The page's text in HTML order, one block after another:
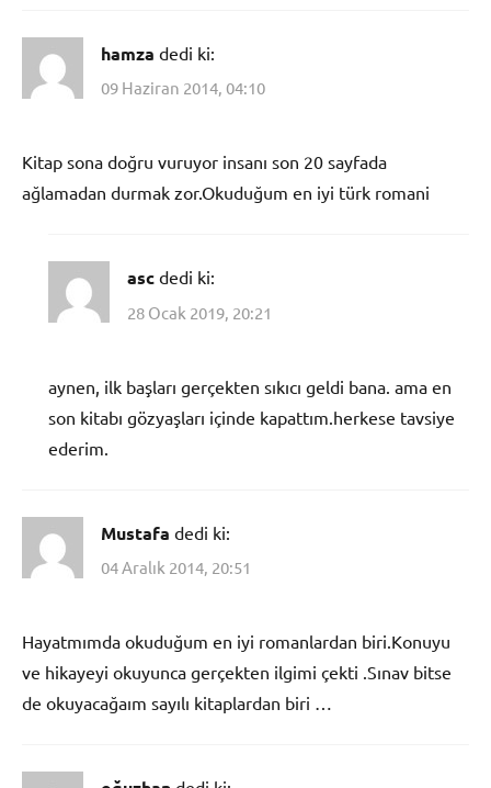
hamza dedi ki:
09 Haziran 2014, 04:10
Kitap sona doğru vuruyor insanı son 20 sayfada
ağlamadan durmak zor.Okuduğum en iyi türk romani
asc dedi ki:
28 Ocak 2019, 20:21
aynen, ilk başları gerçekten sıkıcı geldi bana. ama en
son kitabı gözyaşları içinde kapattım.herkese tavsiye
ederim.
Mustafa dedi ki:
04 Aralık 2014, 20:51
Hayatmımda okuduğum en iyi romanlardan biri.Konuyu
ve hikayeyi okuyunca gerçekten ilgimi çekti .Sınav bitse
de okuyacağaım sayılı kitaplardan biri …